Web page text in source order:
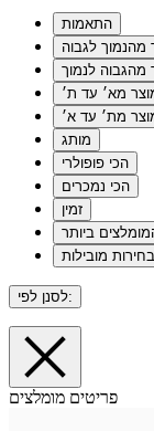
התאמות
מהנמוך לגבוה
מהגבוה לנמוך
מא׳ עד ת׳
מת׳ עד א׳
מותג
הכי פופולרי
הכי נמכרים
זמין
ביותר
בחירות מובילות
לסנן לפי:
פריטים מומלצים